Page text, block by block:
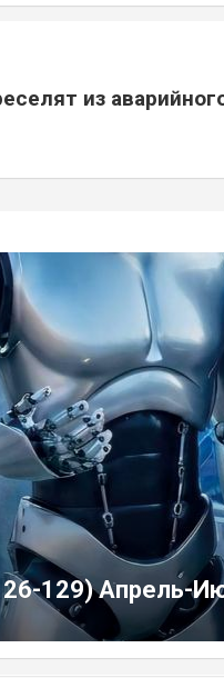
из
129) Апрель-